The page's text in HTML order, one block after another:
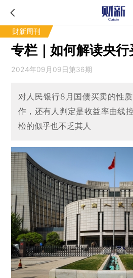
财新周刊
专栏｜如何解读央
2024年09月09日第36期
对人民银行8月国债买卖的性
作，还有人判定是收益率曲线
松的似乎也不乏其人